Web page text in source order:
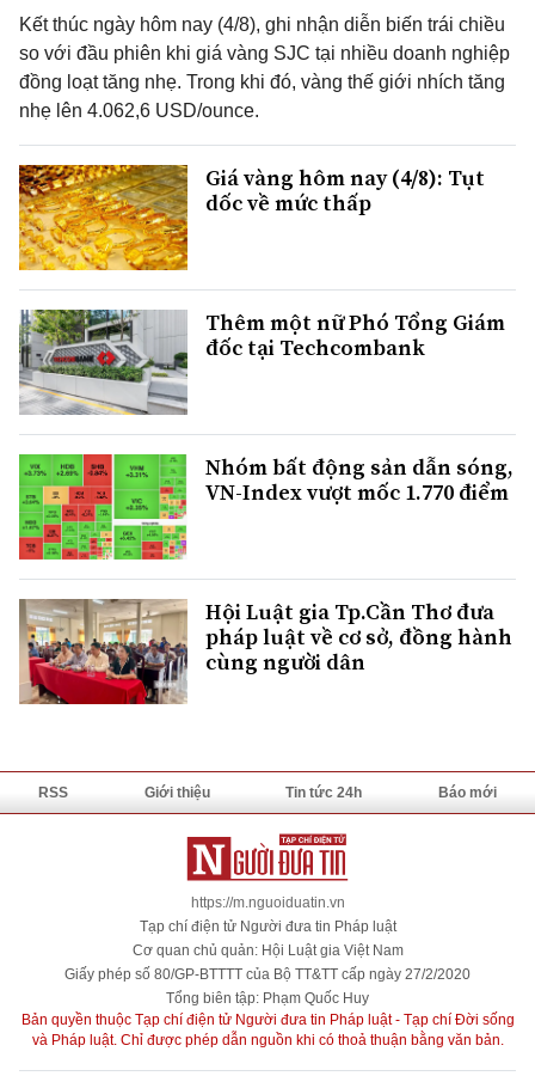
Kết thúc ngày hôm nay (4/8), ghi nhận diễn biến trái chiều
so với đầu phiên khi giá vàng SJC tại nhiều doanh nghiệp
đồng loạt tăng nhẹ. Trong khi đó, vàng thế giới nhích tăng
nhẹ lên 4.062,6 USD/ounce.
Giá vàng hôm nay (4/8): Tụt
dốc về mức thấp
Thêm một nữ Phó Tổng Giám
đốc tại Techcombank
Nhóm bất động sản dẫn sóng,
VN-Index vượt mốc 1.770 điểm
Hội Luật gia Tp.Cần Thơ đưa
pháp luật về cơ sở, đồng hành
cùng người dân
RSS Giới thiệu Tin tức 24h Báo mới
https://m.nguoiduatin.vn
Tạp chí điện tử Người đưa tin Pháp luật
Cơ quan chủ quản: Hội Luật gia Việt Nam
Giấy phép số 80/GP-BTTTT của Bộ TT&TT cấp ngày 27/2/2020
Tổng biên tập: Phạm Quốc Huy
Bản quyền thuộc Tạp chí điện tử Người đưa tin Pháp luật - Tạp chí Đời sống
và Pháp luật. Chỉ được phép dẫn nguồn khi có thoả thuận bằng văn bản.